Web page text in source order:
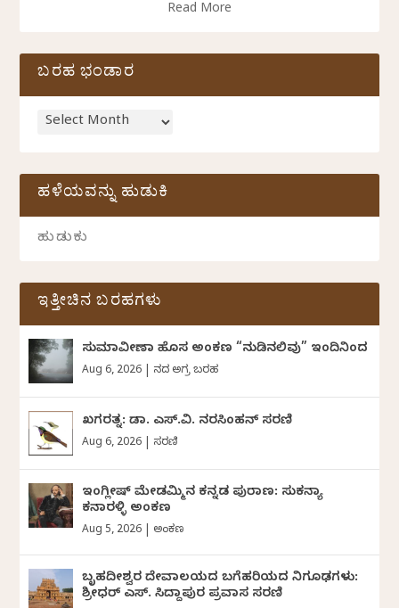
Read More
ಬರಹ ಭಂಡಾರ
ಹಳೆಯವನ್ನು ಹುಡುಕಿ
ಇತ್ತೀಚಿನ ಬರಹಗಳು
ಸುಮಾವೀಣಾ ಹೊಸ ಅಂಕಣ “ನುಡಿನಲಿವು” ಇಂದಿನಿಂದ
Aug 6, 2026 ದಿನದ ಅಗ್ರ ಬರಹ
ಖಗರತ್ನ: ಡಾ. ಎಸ್.ವಿ. ನರಸಿಂಹನ್‌‌ ಸರಣಿ
Aug 6, 2026 ಸರಣಿ
ಇಂಗ್ಲೀಷ್ ಮೇಡಮ್ಮಿನ ಕನ್ನಡ ಪುರಾಣ: ಸುಕನ್ಯಾ
ಕನಾರಳ್ಳಿ ಅಂಕಣ
Aug 5, 2026 ಅಂಕಣ
ಬೃಹದೀಶ್ವರ ದೇವಾಲಯದ ಬಗೆಹರಿಯದ ನಿಗೂಢಗಳು:
ಶ್ರೀಧರ್‌ ಎಸ್.‌ ಸಿದ್ದಾಪುರ ಪ್ರವಾಸ ಸರಣಿ